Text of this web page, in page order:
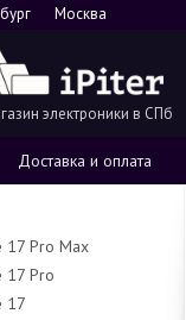
Москва
электроники в СПб
Доставка и оплата
17 Pro Max
17 Pro
17